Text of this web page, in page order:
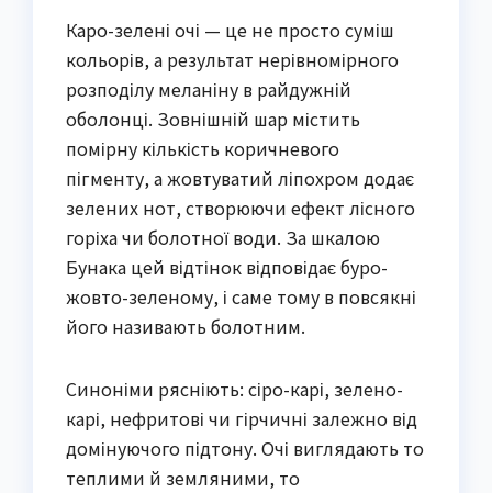
Каро-зелені очі — це не просто суміш
кольорів, а результат нерівномірного
розподілу меланіну в райдужній
оболонці. Зовнішній шар містить
помірну кількість коричневого
пігменту, а жовтуватий ліпохром додає
зелених нот, створюючи ефект лісного
горіха чи болотної води. За шкалою
Бунака цей відтінок відповідає буро-
жовто-зеленому, і саме тому в повсякні
його називають болотним.
Синоніми рясніють: сіро-карі, зелено-
карі, нефритові чи гірчичні залежно від
домінуючого підтону. Очі виглядають то
теплими й земляними, то